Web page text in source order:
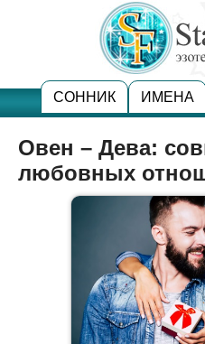
СОННИК ИМЕНА
Овен – Дева:
любовных